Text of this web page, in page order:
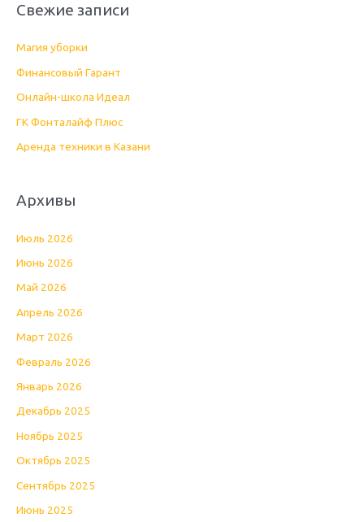
с
к
Свежие записи
Магия уборки
Финансовый Гарант
Онлайн-школа Идеал
ГК Фонталайф Плюс
Аренда техники в Казани
Архивы
Июль 2026
Июнь 2026
Май 2026
Апрель 2026
Март 2026
Февраль 2026
Январь 2026
Декабрь 2025
Ноябрь 2025
Октябрь 2025
Сентябрь 2025
Июнь 2025